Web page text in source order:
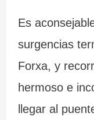
Es
surgencias
Forxa, y
hermoso e
llegar al